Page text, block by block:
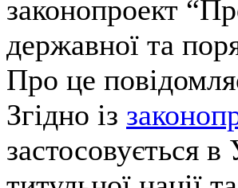
законопроект
державної та
Про це
Згідно із
застосовується